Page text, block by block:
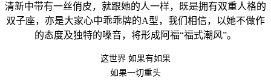
清新中带有一丝俏皮，就跟她的人一样，既是拥有双重人格的
双子座，亦是大家心中乖乖牌的A型，我们相信，以她不做作
的态度及独特的嗓音，将形成阿福“福式潮风”。
这世界 如果有如果
如果一切重头